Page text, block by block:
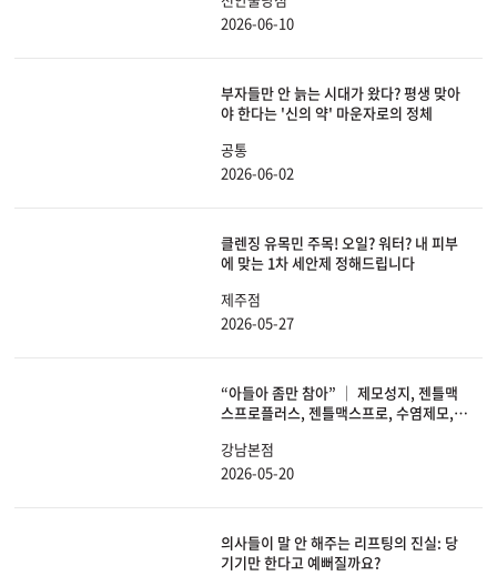
2026-06-10
부자들만 안 늙는 시대가 왔다? 평생 맞아
야 한다는 '신의 약' 마운자로의 정체
공통
2026-06-02
클렌징 유목민 주목! 오일? 워터? 내 피부
에 맞는 1차 세안제 정해드립니다
제주점
2026-05-27
“아들아 좀만 참아” │ 제모성지, 젠틀맥
스프로플러스, 젠틀맥스프로, 수염제모,
강남본점
2026-05-20
의사들이 말 안 해주는 리프팅의 진실: 당
기기만 한다고 예뻐질까요?